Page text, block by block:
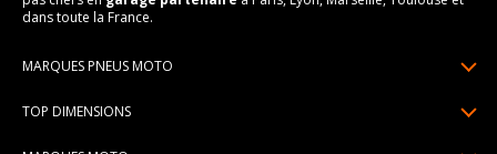
dans toute la France.
MARQUES PNEUS MOTO
TOP DIMENSIONS